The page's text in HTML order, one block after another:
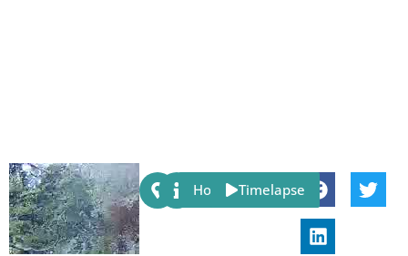
Share:
Host Timelapse